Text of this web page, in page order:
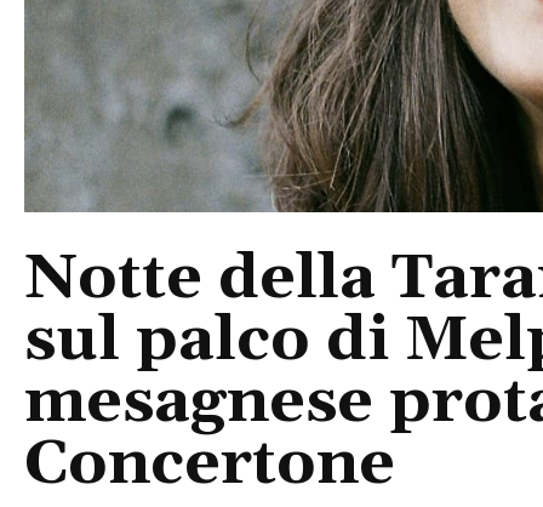
Notte della
sul palco di
mesagnese
Concertone